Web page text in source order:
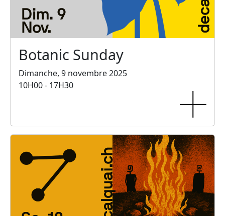
Botanic Sunday
Dimanche, 9 novembre 2025
10H00 - 17H30